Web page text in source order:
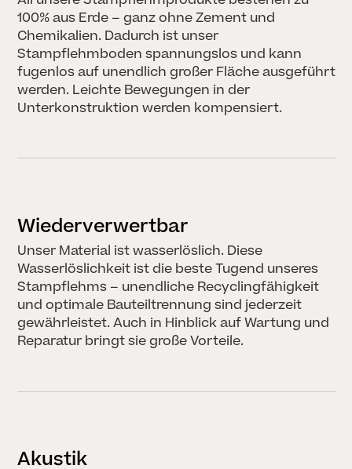
100% aus Erde – ganz ohne Zement und
Chemikalien. Dadurch ist unser
Stampflehmboden spannungslos und kann
fugenlos auf unendlich großer Fläche ausgeführt
werden. Leichte Bewegungen in der
Unterkonstruktion werden kompensiert.
Wiederverwertbar
Unser Material ist wasserlöslich. Diese
Wasserlöslichkeit ist die beste Tugend unseres
Stampflehms – unendliche Recyclingfähigkeit
und optimale Bauteiltrennung sind jederzeit
gewährleistet. Auch in Hinblick auf Wartung und
Reparatur bringt sie große Vorteile.
Akustik